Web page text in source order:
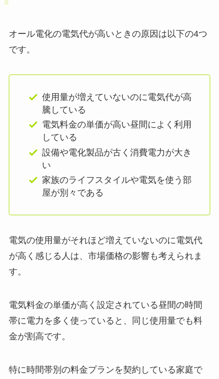
オール電化の電気代が高いときの原因は以下の4つ
です。
使用量が増えていないのに電気代が高
騰している
電気料金の単価が高い昼間によく利用
している
設備や電化製品が古く消費電力が大き
い
家族のライフスタイルや電気を使う部
屋が別々である
電気の使用量がそれほど増えていないのに電気代
が高く感じる人は、市場価格の影響も考えられま
す。
電気料金の単価が高く設定されている昼間の時間
帯に電力を多く使っていると、同じ使用量でも料
金が割高です。
特に時間帯別の料金プランを契約している家庭で